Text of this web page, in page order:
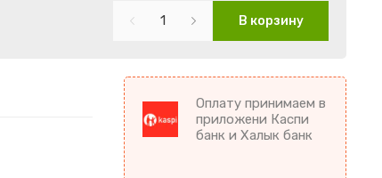
В корзину
Оплату принимаем в
приложени Каспи
банк и Халык банк